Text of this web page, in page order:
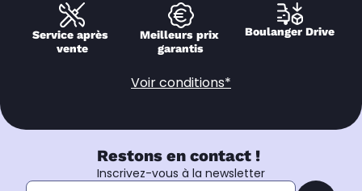
Service après
vente
Meilleurs prix
garantis
Boulanger Drive
Voir conditions*
Restons en contact !
Inscrivez-vous à la newsletter